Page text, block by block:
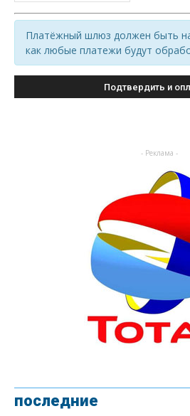
Платёжный шлюз должен быть
как любые платежи будут
- Реклама -
последние